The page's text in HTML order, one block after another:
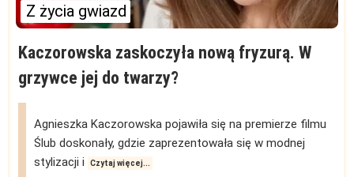
Z życia gwiazd
Kaczorowska zaskoczyła nową fryzurą. W
grzywce jej do twarzy?
Agnieszka Kaczorowska pojawiła się na premierze filmu
Ślub doskonały, gdzie zaprezentowała się w modnej
stylizacji i
Czytaj więcej...